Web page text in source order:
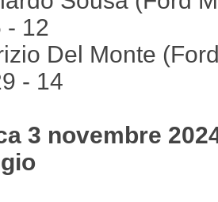
- 12
Del Monte
- 14
3 novembre